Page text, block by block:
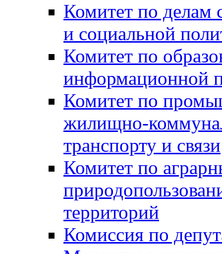
Комитет по делам
и социальной
Комитет по
информационной
Комитет по
жилищно-
транспорту и связи
Комитет по
территорий
Комиссия по